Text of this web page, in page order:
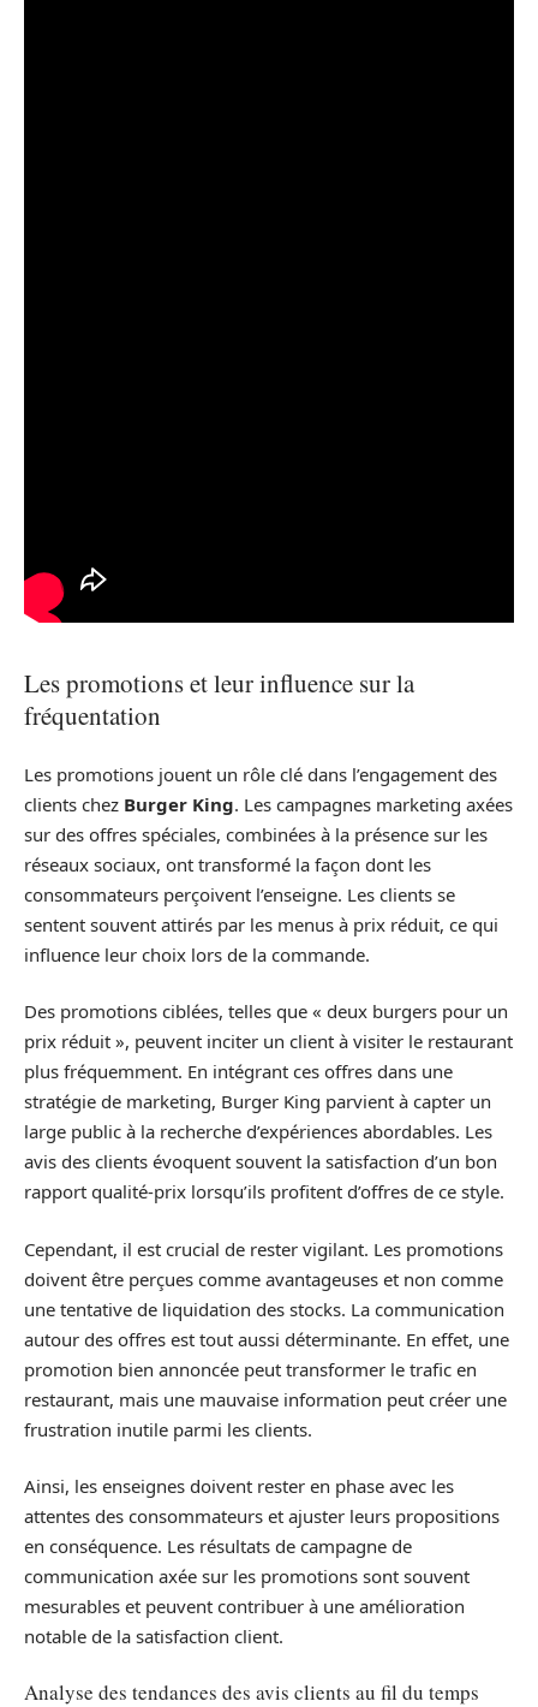
Les promotions et leur influence sur la
fréquentation
Les promotions jouent un rôle clé dans l’engagement des
clients chez Burger King. Les campagnes marketing axées
sur des offres spéciales, combinées à la présence sur les
réseaux sociaux, ont transformé la façon dont les
consommateurs perçoivent l’enseigne. Les clients se
sentent souvent attirés par les menus à prix réduit, ce qui
influence leur choix lors de la commande.
Des promotions ciblées, telles que « deux burgers pour un
prix réduit », peuvent inciter un client à visiter le restaurant
plus fréquemment. En intégrant ces offres dans une
stratégie de marketing, Burger King parvient à capter un
large public à la recherche d’expériences abordables. Les
avis des clients évoquent souvent la satisfaction d’un bon
rapport qualité-prix lorsqu’ils profitent d’offres de ce style.
Cependant, il est crucial de rester vigilant. Les promotions
doivent être perçues comme avantageuses et non comme
une tentative de liquidation des stocks. La communication
autour des offres est tout aussi déterminante. En effet, une
promotion bien annoncée peut transformer le trafic en
restaurant, mais une mauvaise information peut créer une
frustration inutile parmi les clients.
Ainsi, les enseignes doivent rester en phase avec les
attentes des consommateurs et ajuster leurs propositions
en conséquence. Les résultats de campagne de
communication axée sur les promotions sont souvent
mesurables et peuvent contribuer à une amélioration
notable de la satisfaction client.
Analyse des tendances des avis clients au fil du temps